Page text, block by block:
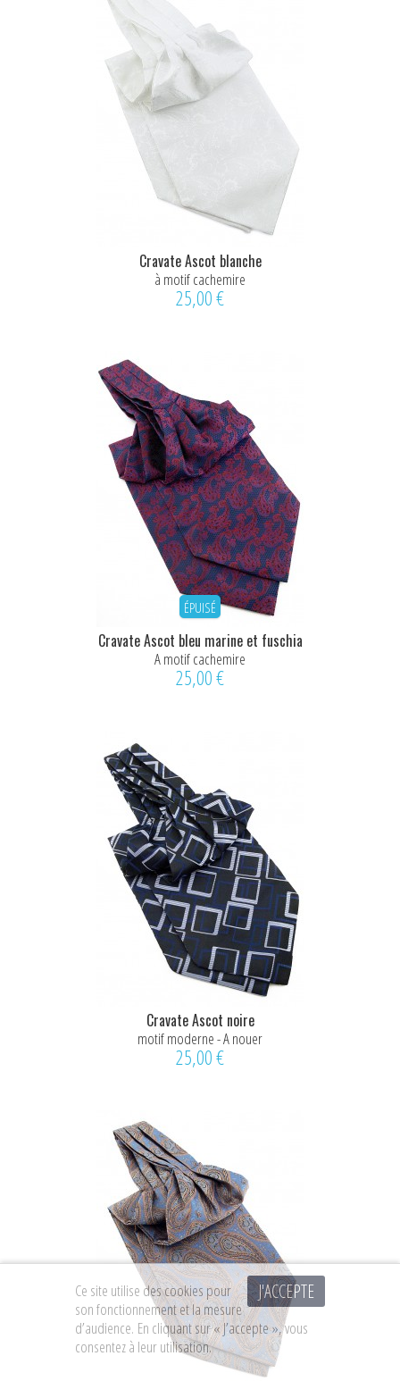
Cravate Ascot blanche
à motif cachemire
25,00 €
ÉPUISÉ
Cravate Ascot bleu marine et fuschia
A motif cachemire
25,00 €
Cravate Ascot noire
motif moderne - A nouer
25,00 €
J'ACCEPTE
Ce site utilise des cookies pour
son fonctionnement et la mesure
d’audience. En cliquant sur « J’accepte », vous
consentez à leur utilisation.